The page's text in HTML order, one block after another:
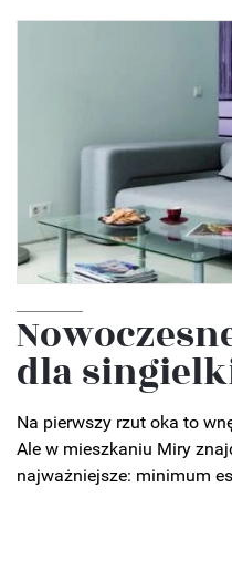
dla
Na pierwszy rzut oka to
Ale w mieszkaniu Miry
najważniejsze: minimum